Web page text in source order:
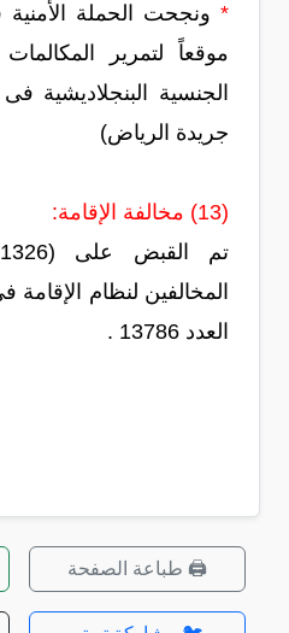
*
موقعاً لتمرير
جريدة الرياض)
(13) مخالفة الإقامة:
المخالفين لنظام
العدد 13786 .
🖨️ طباعة الصفحة